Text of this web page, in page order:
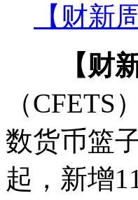
【财新
【财
（CFETS
数货币篮
起，新增